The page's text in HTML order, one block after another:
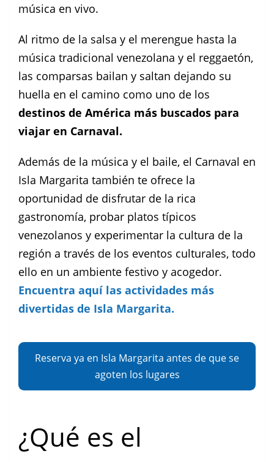
música en vivo.
Al ritmo de la salsa y el merengue hasta la
música tradicional venezolana y el reggaetón,
las comparsas bailan y saltan dejando su
huella en el camino como uno de los
destinos de América más buscados para
viajar en Carnaval.
Además de la música y el baile, el Carnaval en
Isla Margarita también te ofrece la
oportunidad de disfrutar de la rica
gastronomía, probar platos típicos
venezolanos y experimentar la cultura de la
región a través de los eventos culturales, todo
ello en un ambiente festivo y acogedor.
Encuentra aquí las actividades más
divertidas de Isla Margarita.
Reserva ya en Isla Margarita antes de que se
agoten los lugares
¿Qué es el